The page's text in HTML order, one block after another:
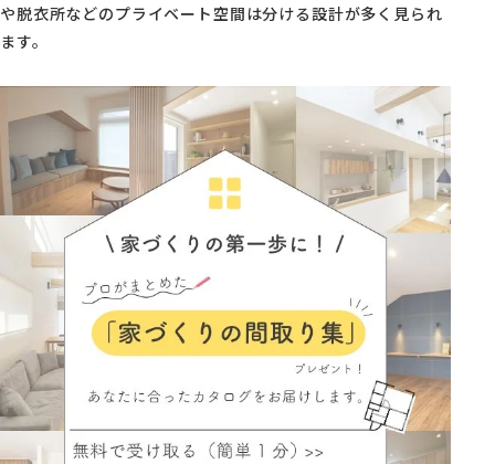
や脱衣所などのプライベート空間は分ける設計が多く見られ
ます。